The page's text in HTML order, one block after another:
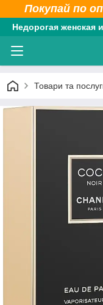
Покупай по
Недорогая женская
Товари та